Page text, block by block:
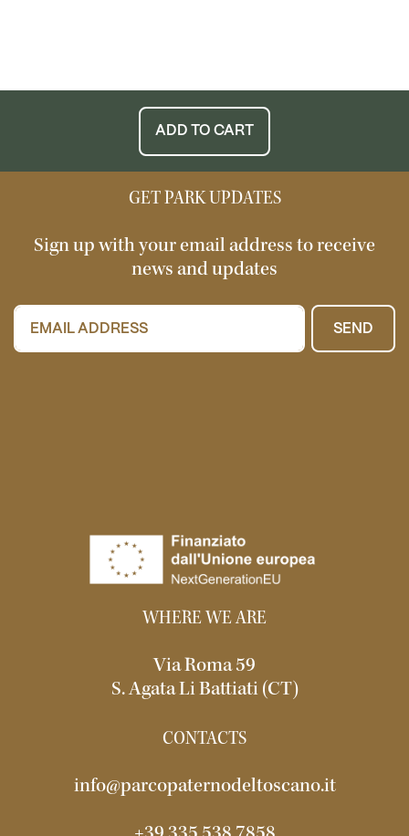
ADD TO CART
GET PARK UPDATES
Sign up with your email address to receive
news and updates
SEND
WHERE WE ARE
Via Roma 59
S. Agata Li Battiati (CT)
CONTACTS
info@parcopaternodeltoscano.it